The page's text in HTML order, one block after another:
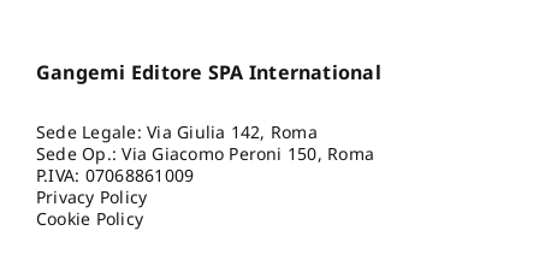
Gangemi Editore SPA International
Sede Legale: Via Giulia 142, Roma
Sede Op.: Via Giacomo Peroni 150, Roma
P.IVA: 07068861009
Privacy Policy
Cookie Policy